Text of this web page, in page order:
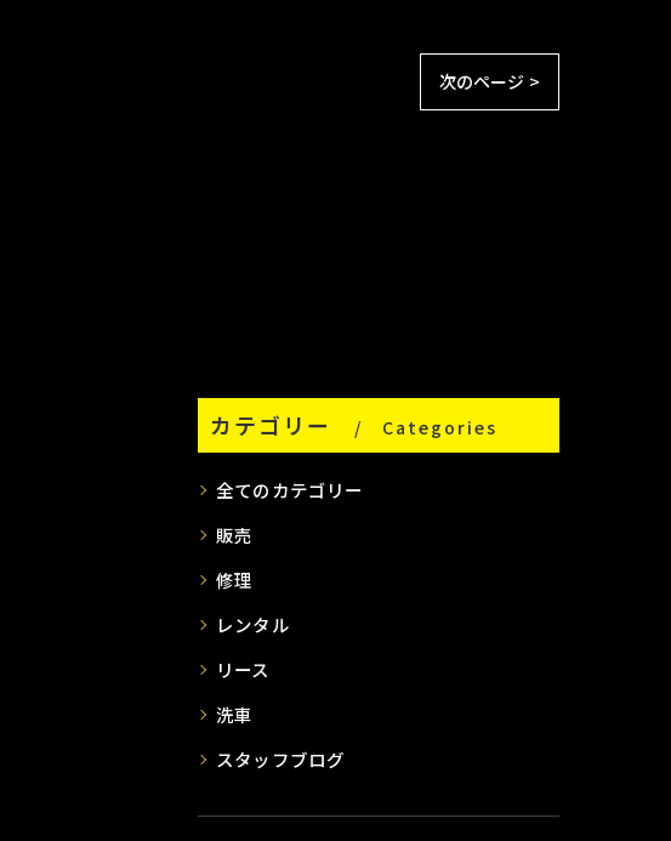
次のページ >
カテゴリー Categories
全てのカテゴリー
販売
修理
レンタル
リース
洗車
スタッフブログ